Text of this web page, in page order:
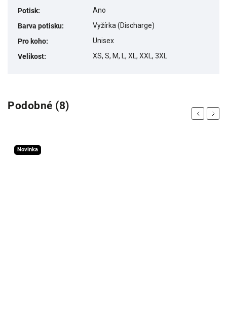
Potisk:
Ano
Barva potisku:
Vyžírka (Discharge)
Pro koho:
Unisex
Velikost: XS, S, M, L, XL, XXL, 3XL
Podobné (8)
Previous
Novinka
Next